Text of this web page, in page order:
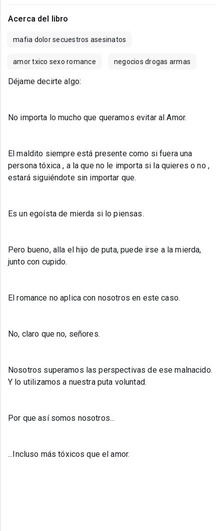
Acerca del libro
mafia dolor secuestros asesinatos
amor txico sexo romance negocios drogas armas
Déjame decirte algo:
No importa lo mucho que queramos evitar al Amor.
El maldito siempre está presente como si fuera una
persona tóxica , a la que no le importa si la quieres o no ,
estará siguiéndote sin importar que.
Es un egoísta de mierda si lo piensas.
Pero bueno, alla el hijo de puta, puede irse a la mierda,
junto con cupido.
El romance no aplica con nosotros en este caso.
No, claro que no, señores.
Nosotros superamos las perspectivas de ese malnacido.
Y lo utilizamos a nuestra puta voluntad.
Por que así somos nosotros...
...Incluso más tóxicos que el amor.